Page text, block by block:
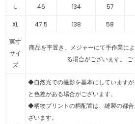
L 46 134 57
XL 47.5 138 58
実寸
サイ
ズ
商品を平置き、メジャーにて手作業に
る場合がございます。 ご
◆自然光での撮影を基本にしています
と色差がある場合がございます。
◆柄物プリントの柄配置は、縫製の都
ざいます。